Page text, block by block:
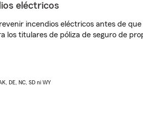
eléctricos
incendios eléctricos antes de
los titulares de póliza de seguro de
DE, NC, SD ni WY